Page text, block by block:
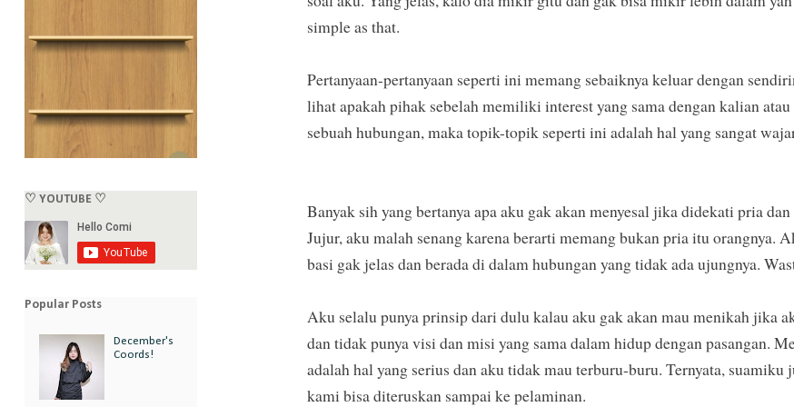
simple as that.
Pertanyaan-pertanyaan seperti ini memang sebaiknya keluar dengan
lihat apakah pihak sebelah memiliki interest yang sama dengan kalian
sebuah hubungan, maka topik-topik seperti ini adalah hal yang sangat
Banyak sih yang bertanya apa aku gak akan menyesal jika didekati pria
Jujur, aku malah senang karena berarti memang bukan pria itu orangnya.
basi gak jelas dan berada di dalam hubungan yang tidak ada ujungnya.
Aku selalu punya prinsip dari dulu kalau aku gak akan mau menikah jika
dan tidak punya visi dan misi yang sama dalam hidup dengan pasangan.
adalah hal yang serius dan aku tidak mau terburu-buru. Ternyata,
kami bisa diteruskan sampai ke pelaminan.
♡ YOUTUBE ♡
Popular Posts
December's
Coords!